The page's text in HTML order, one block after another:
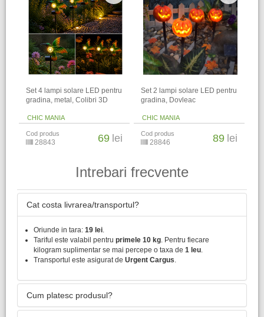
Set 4 lampi solare LED pentru
gradina, metal, Colibri 3D
CHIC MANIA
Cod produs
28843 69 lei
Set 2 lampi solare LED pentru
gradina, Dovleac
CHIC MANIA
Cod produs
28846 89 lei
Intrebari frecvente
Cat costa livrarea/transportul?
Oriunde in tara: 19 lei
Tariful este valabil pentru primele 10 kg . Pentru fiecare
kilogram suplimentar se mai percepe o taxa de 1 leu
Transportul este asigurat de Urgent Cargus
Cum platesc produsul?